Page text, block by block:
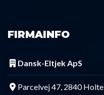
FIRMAINFO
Dansk-Eltjek ApS
Parcelvej 47, 2840 Holte